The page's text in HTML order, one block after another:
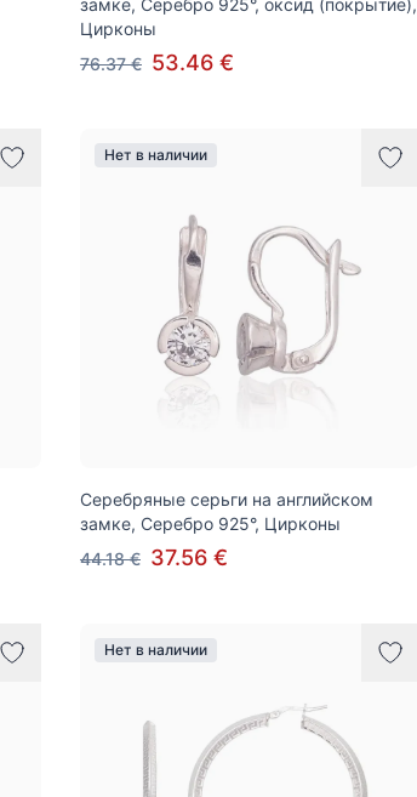
замке, Серебро 925°, оксид (покрытие),
Цирконы
76.37 € 53.46 €
Нет в наличии
Серебряные серьги на английском
замке, Серебро 925°, Цирконы
44.18 € 37.56 €
Нет в наличии